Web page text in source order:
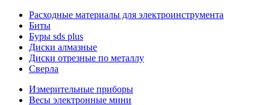
Расходные материалы для электроинструмента
Биты
Буры sds plus
Диски алмазные
Диски отрезные по металлу
Сверла
Измерительные приборы
Весы электронные мини